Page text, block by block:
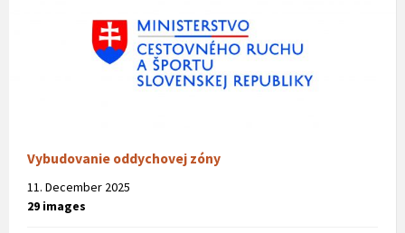
Vybudovanie oddychovej zóny
11. December 2025
29 images